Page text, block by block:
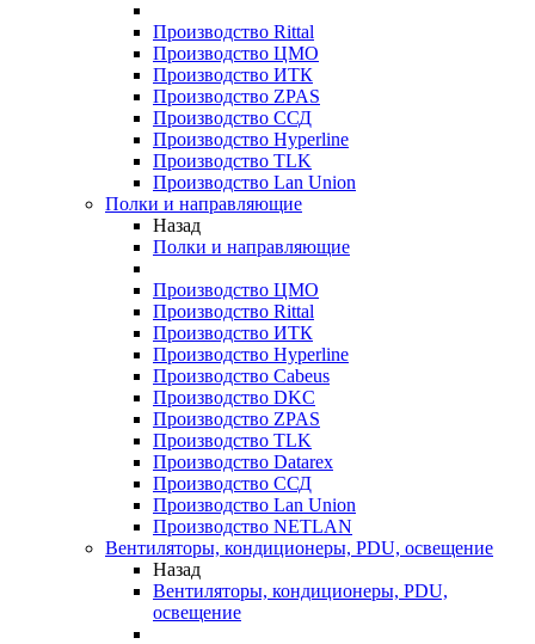
Производство Rittal
Производство ЦМО
Производство ИТК
Производство ZPAS
Производство ССД
Производство Hyperline
Производство TLK
Производство Lan Union
Полки и направляющие
Назад
Полки и направляющие
Производство ЦМО
Производство Rittal
Производство ИТК
Производство Hyperline
Производство Cabeus
Производство DKC
Производство ZPAS
Производство TLK
Производство Datarex
Производство ССД
Производство Lan Union
Производство NETLAN
Вентиляторы, кондиционеры, PDU, освещение
Назад
Вентиляторы, кондиционеры, PDU,
освещение